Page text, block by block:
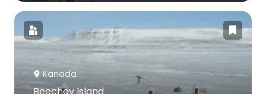
Kanada
Beechey Island